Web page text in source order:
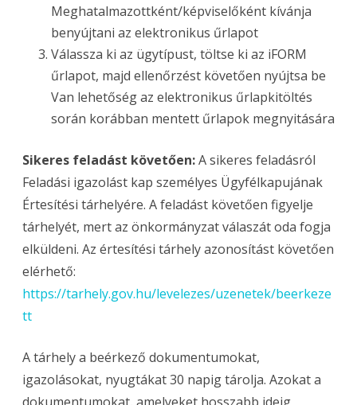
Meghatalmazottként/képviselőként kívánja
benyújtani az elektronikus űrlapot
Válassza ki az ügytípust, töltse ki az iFORM
űrlapot, majd ellenőrzést követően nyújtsa be
Van lehetőség az elektronikus űrlapkitöltés
során korábban mentett űrlapok megnyitására
Sikeres feladást követően:A sikeres feladásról
Feladási igazolást kap személyes Ügyfélkapujának
Értesítési tárhelyére. A feladást követően figyelje
tárhelyét, mert az önkormányzat válaszát oda fogja
elküldeni. Az értesítési tárhely azonosítást követően
elérhető:
https://tarhely.gov.hu/levelezes/uzenetek/beerkeze
tt
A tárhely a beérkező dokumentumokat,
igazolásokat, nyugtákat 30 napig tárolja. Azokat a